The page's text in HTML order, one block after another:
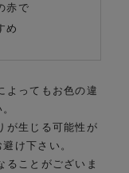
赤で
め
よってもお色の違
が生じる可能性が
け下さい。
ことがございま